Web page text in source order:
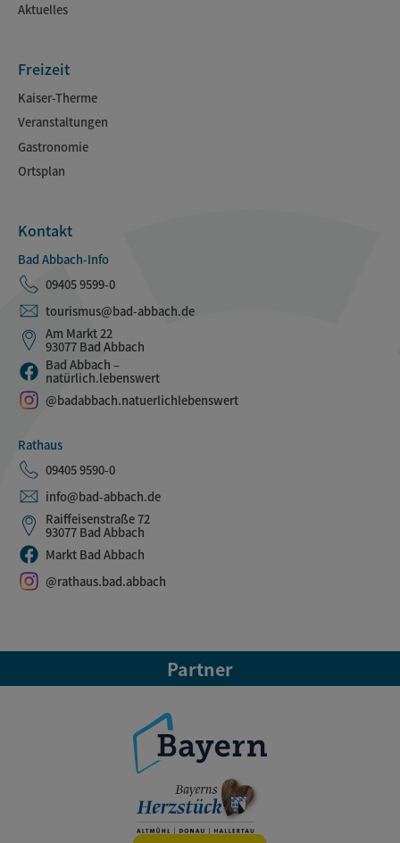
Aktuelles
Freizeit
Kaiser-Therme
Veranstaltungen
Gastronomie
Ortsplan
Kontakt
Bad Abbach-Info
09405 9599-0
tourismus@bad-abbach.de
Am Markt 22
93077 Bad Abbach
Bad Abbach –
natürlich.lebenswert
@badabbach.natuerlichlebenswert
Rathaus
09405 9590-0
info@bad-abbach.de
Raiffeisenstraße 72
93077 Bad Abbach
Markt Bad Abbach
@rathaus.bad.abbach
Partner